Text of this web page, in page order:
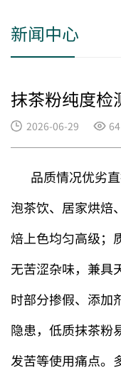
新闻中心
抹茶粉纯度检
2026-06-29 64
品质情况优劣
泡茶饮、居家烘焙
焙上色均匀高级；
无苦涩杂味，兼具
时部分掺假、添加
隐患，低质抹茶粉
发苦等使用痛点。